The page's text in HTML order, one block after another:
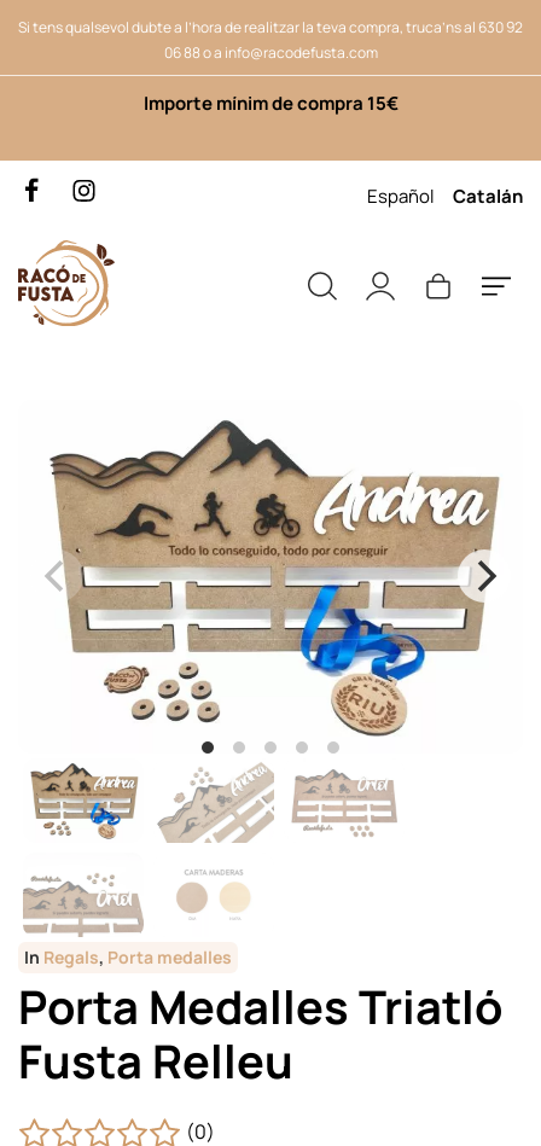
Si tens qualsevol dubte a l’hora de realitzar la teva compra, truca’ns al 630 92
06 88o a info@racodefusta.com
Importe mínim de compra 15€
Español Catalán
In Regals, Porta medalles
Porta Medalles Triatló
Fusta Relleu
(0)